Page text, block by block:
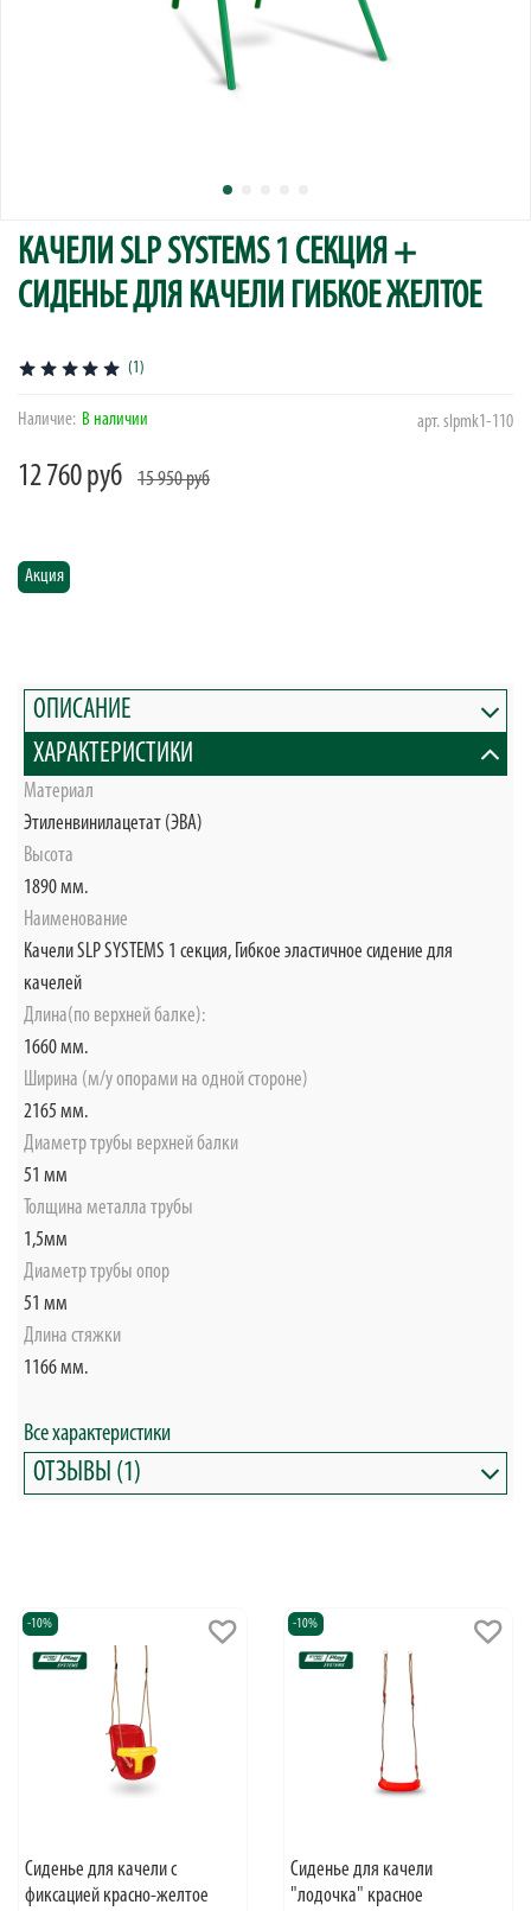
(1)
арт.slpmk1-110
Наличие: В наличии
Акция
КАЧЕЛИ SLP SYSTEMS 1 СЕКЦИЯ +
СИДЕНЬЕ ДЛЯ КАЧЕЛИ ГИБКОЕ ЖЕЛТОЕ
12 760 руб 15 950 руб
ОПИСАНИЕ
ХАРАКТЕРИСТИКИ
Материал
Этиленвинилацетат (ЭВА)
Высота
1890 мм.
Наименование
Качели SLP SYSTEMS 1 секция, Гибкое эластичное сидение для
качелей
Длина(по верхней балке):
1660 мм.
Ширина (м/у опорами на одной стороне)
2165 мм.
Диаметр трубы верхней балки
51 мм
Толщина металла трубы
1,5мм
Диаметр трубы опор
51 мм
Длина стяжки
1166 мм.
Все характеристики
ОТЗЫВЫ (1)
-10%
Cиденье для качели с
фиксацией красно-желтое
-10%
Cиденье для качели
"лодочка" красное